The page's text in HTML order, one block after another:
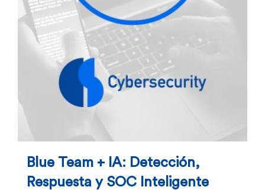
Blue Team + IA: Detección,
Respuesta y SOC Inteligente